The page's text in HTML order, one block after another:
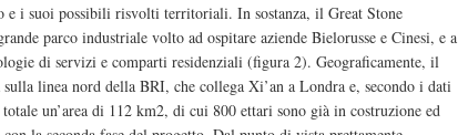
e i suoi possibili risvolti territoriali. In sostanza, il Great Stone
parco industriale volto ad ospitare aziende Bielorusse e Cinesi, e a
di servizi e comparti residenziali (figura 2). Geograficamente, il
linea nord della BRI, che collega Xi’an a Londra e, secondo i dati
un’area di 112 km2, di cui 800 ettari sono già in costruzione ed